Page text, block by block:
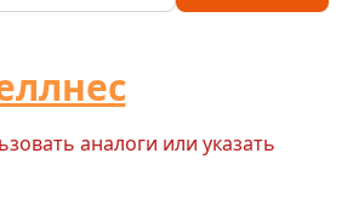
аналоги или указать